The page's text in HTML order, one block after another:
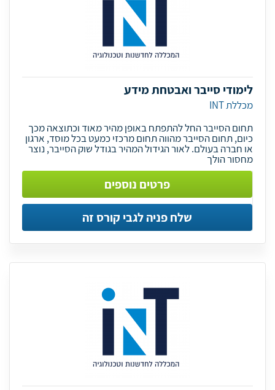
לימודי סייבר ואבטחת מידע
מכללת INT
תחום הסייבר החל להתפתח באופן מהיר מאוד וכתוצאה מכך
כיום, תחום הסייבר מהווה תחום מרכזי כמעט בכל מוסד, ארגון
או חברה בעולם. לאור הגידול המהיר בגודל שוק הסייבר, נוצר
מחסור הולך
פרטים נוספים
שלח פניה לגבי קורס זה